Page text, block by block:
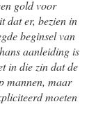
gold voor
dat er, bezien in
beginsel van
aanleiding is
in die zin dat de
mannen, maar
moeten